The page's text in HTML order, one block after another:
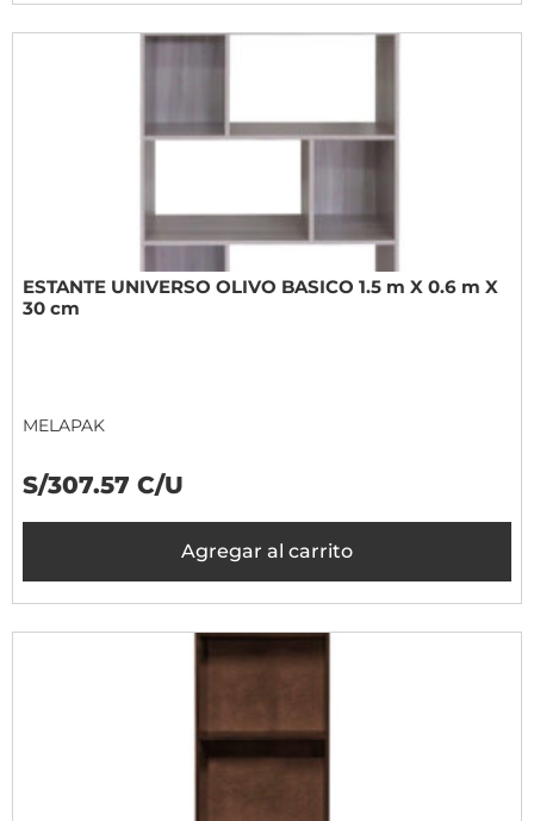
ESTANTE UNIVERSO OLIVO BASICO 1.5 m X 0.6 m X
30 cm
MELAPAK
S/307.57 C/U
Agregar al carrito